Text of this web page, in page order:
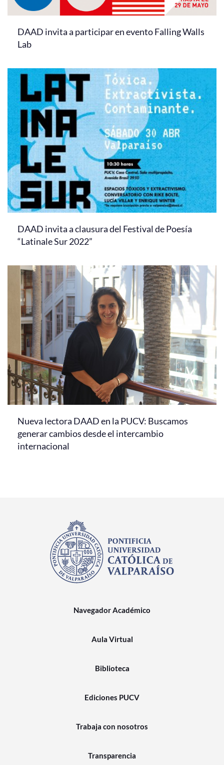
DAAD invita a participar en evento Falling Walls
Lab
DAAD invita a clausura del Festival de Poesía
“Latinale Sur 2022”
Nueva lectora DAAD en la PUCV: Buscamos
generar cambios desde el intercambio
internacional
Navegador Académico
Aula Virtual
Biblioteca
Ediciones PUCV
Trabaja con nosotros
Transparencia